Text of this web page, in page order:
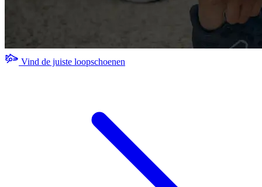
Vind de juiste loopschoenen